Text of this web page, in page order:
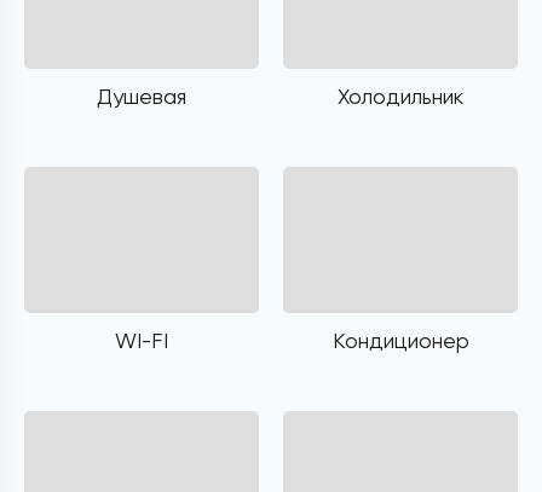
Душевая Холодильник
WI-FI Кондиционер